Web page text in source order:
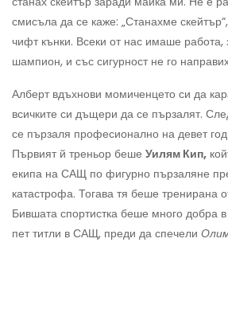
смисъла да се каже: „Станахме
чифт кънки. Всеки от нас имаше
шампион, и със сигурност не го
Алберт вдъхнови момиченцето си да
всичките си дъщери да се пързалят.
се пързаля професионално на девет
Първият й треньор беше Уилям Кип,
екипа на САЩ по фигурно пързаляне
катастрофа. Тогава тя беше тренирана
Бившата спортистка беше много добра
пет титли в САЩ, преди да спечели